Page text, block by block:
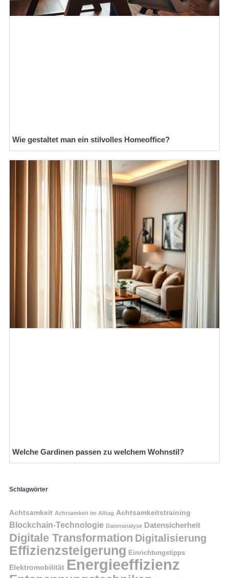
Wie gestaltet man ein stilvolles Homeoffice?
Welche Gardinen passen zu welchem Wohnstil?
Schlagwörter
Achtsamkeit Achtsamkeit im Alltag Achtsamkeitstraining
Blockchain-Technologie Datenanalyse Datensicherheit
Digitale Transformation Digitalisierung
Effizienzsteigerung Einrichtungstipps
Elektromobilität Energieeffizienz